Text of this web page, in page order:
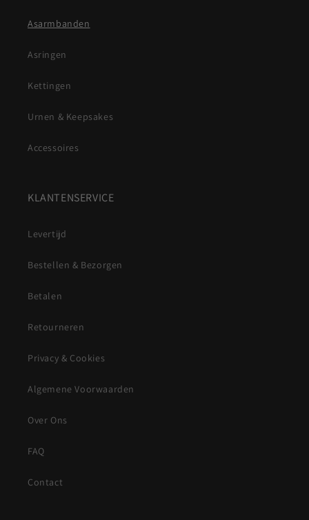
Asarmbanden
Asringen
Kettingen
Urnen & Keepsakes
Accessoires
KLANTENSERVICE
Levertijd
Bestellen & Bezorgen
Betalen
Retourneren
Privacy & Cookies
Algemene Voorwaarden
Over Ons
FAQ
Contact